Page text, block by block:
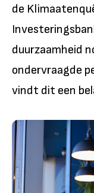
de
duurzaamheid
ondervraagde
vindt dit een